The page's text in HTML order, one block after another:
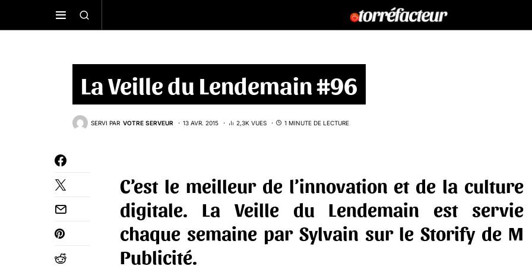
La Veille du Lendemain #96
SERVI PAR VOTRE SERVEUR 13 AVR. 2015 2,3K VUES 1 MINUTE DE LECTURE
C’est le meilleur de l’innovation et de la culture
digitale. La Veille du Lendemain est servie
chaque semaine par Sylvain sur leStorifyde M
Publicité.